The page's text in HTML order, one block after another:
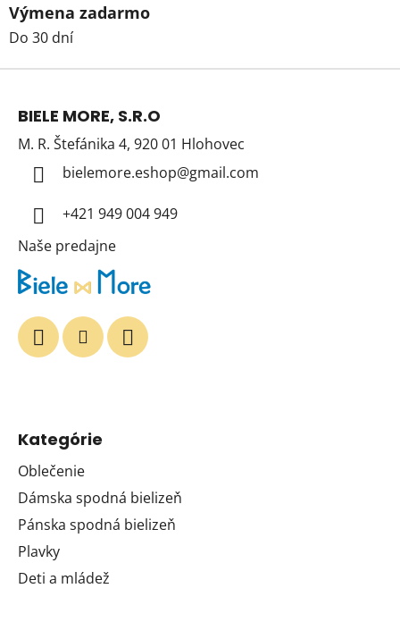
Výmena zadarmo
Do 30 dní
Z
BIELE MORE, S.R.O
M. R. Štefánika 4, 920 01 Hlohovec
bielemore.eshop@gmail.com
+421 949 004 949
Naše predajne
Kategórie
Oblečenie
Dámska spodná bielizeň
Pánska spodná bielizeň
Plavky
Deti a mládež